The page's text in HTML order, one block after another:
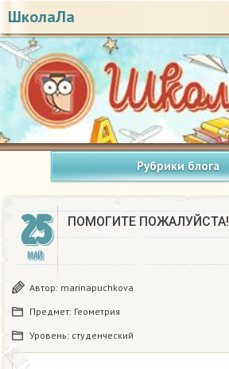
ШколаЛа
Рубрики блога
25
МАЙ
ПОМОГИТЕ ПОЖАЛУЙСТА!​
Автор: marinapuchkova
Предмет: Геометрия
Уровень: студенческий